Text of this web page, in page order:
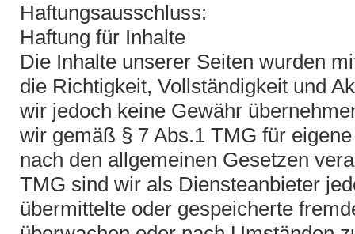
Haftungsausschluss:
Haftung für Inhalte
Die Inhalte unserer Seiten wurden
die Richtigkeit, Vollständigkeit und
wir jedoch keine Gewähr
wir gemäß § 7 Abs.1 TMG für
nach den allgemeinen Gesetzen
TMG sind wir als Diensteanbieter
übermittelte oder gespeicherte